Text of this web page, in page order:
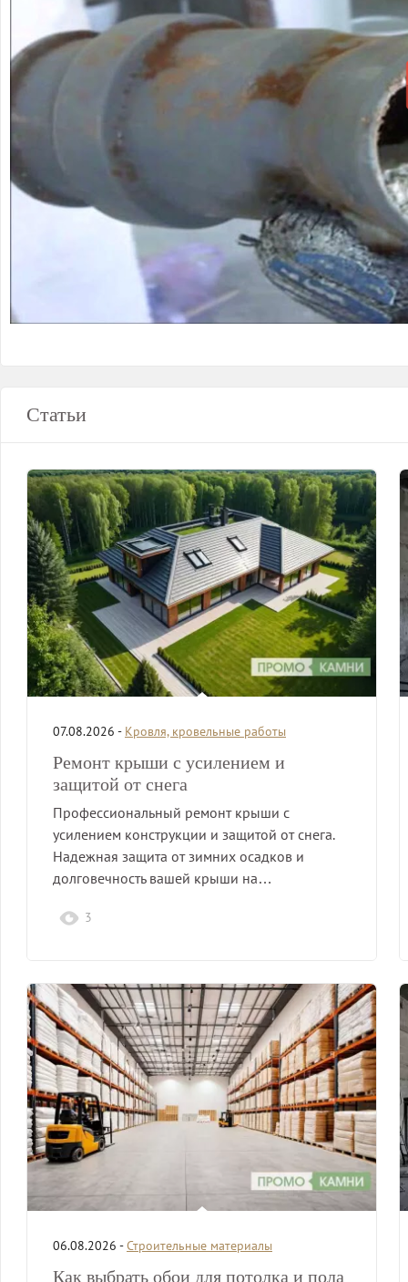
Статьи
07.08.2026 - Кровля, кровельные работы
Ремонт крыши с усилением и
защитой от снега
Профессиональный ремонт крыши с
усилением конструкции и защитой от снега.
Надежная защита от зимних осадков и
долговечность вашей крыши на…
3
06.08.2026 -Строительные материалы
Как выбрать обои для потолка и пола